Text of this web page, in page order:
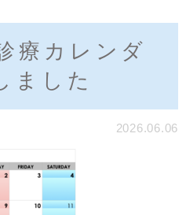
療カレンダ
ました
2026.06.06